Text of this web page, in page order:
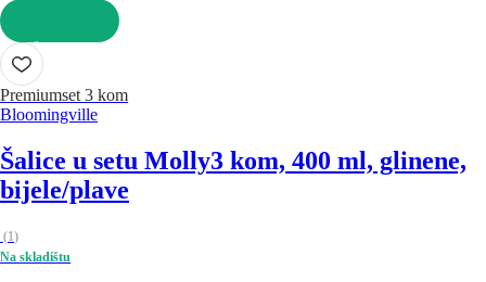
U KOŠARICU
Premiumset 3 kom
Bloomingville
Šalice u setu Molly3 kom, 400 ml, glinene,
bijele/plave
(1)
Na skladištu